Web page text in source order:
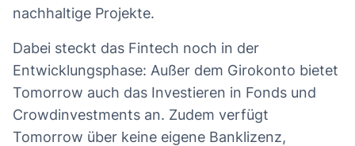
nachhaltige Projekte.
Dabei steckt das Fintech noch in der
Entwicklungsphase: Außer dem Girokonto bietet
Tomorrow auch das Investieren in Fonds und
Crowdinvestments an. Zudem verfügt
Tomorrow über keine eigene Banklizenz,